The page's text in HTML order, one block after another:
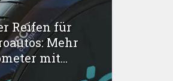
Reifen für
Mehr
mit...